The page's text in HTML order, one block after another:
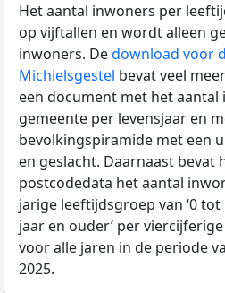
Het aantal inwoners per
op vijftallen en wordt alleen
inwoners. Dedownload voor
Michielsgestel bevat veel
een document met het aantal
gemeente per levensjaar en
bevolkingspiramide met een
en geslacht. Daarnaast bevat
postcodedata het aantal
jarige leeftijdsgroep van ‘0 tot
jaar en ouder’ per
voor alle jaren in de periode
2025.